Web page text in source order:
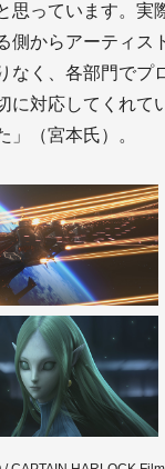
思っています。実
側からアーティス
なく、各部門でプ
に対応してくれて
」（宮本氏）。